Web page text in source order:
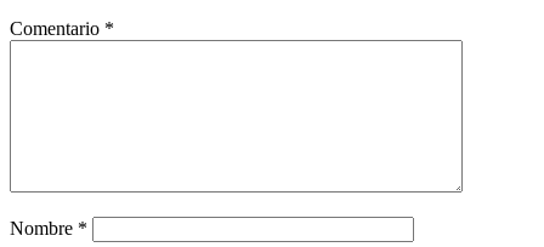
Comentario *
Nombre *